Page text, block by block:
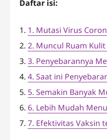
Daftar isi:
1. Mutasi Virus
2. Muncul Ruam
3. Penyebarannya
4. Saat ini
5. Semakin Banyak
6. Lebih Mudah
7. Efektivitas Vaksin